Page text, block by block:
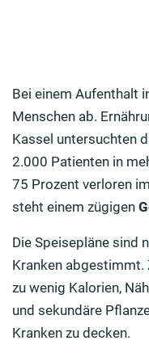
Bei einem Aufenthalt
Menschen ab.
Kassel untersuchten
2.000 Patienten in
75 Prozent verloren
steht einem zügigen
Die Speisepläne sind
Kranken abgestimmt.
zu wenig Kalorien,
und sekundäre
Kranken zu decken.